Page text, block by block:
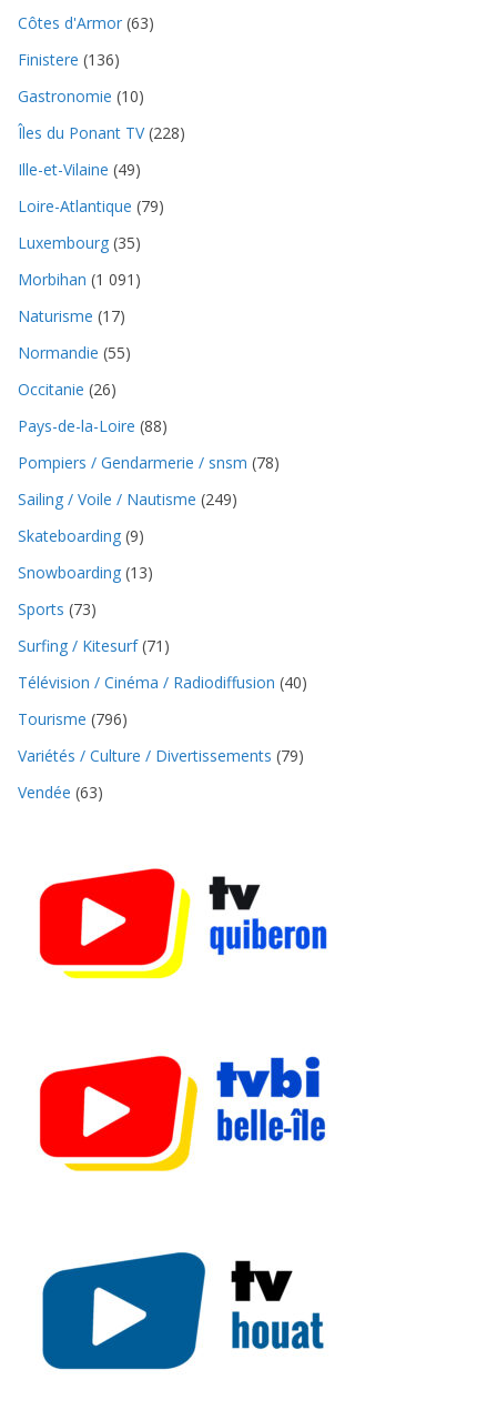
Côtes d'Armor (63)
Finistere (136)
Gastronomie (10)
Îles du Ponant TV(228)
Ille-et-Vilaine (49)
Loire-Atlantique (79)
Luxembourg (35)
Morbihan (1 091)
Naturisme (17)
Normandie (55)
Occitanie (26)
Pays-de-la-Loire (88)
Pompiers / Gendarmerie / snsm (78)
Sailing / Voile / Nautisme (249)
Skateboarding (9)
Snowboarding (13)
Sports (73)
Surfing / Kitesurf(71)
Télévision / Cinéma / Radiodiffusion (40)
Tourisme (796)
Variétés / Culture / Divertissements (79)
Vendée (63)